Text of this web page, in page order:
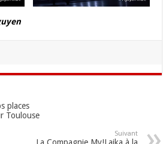
places
Toulouse
Suivant